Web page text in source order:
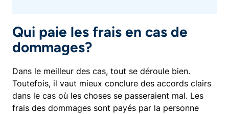
Qui paie les frais en cas de
dommages?
Dans le meilleur des cas, tout se déroule bien.
Toutefois, il vaut mieux conclure des accords clairs
dans le cas où les choses se passeraient mal. Les
frais des dommages sont payés par la personne